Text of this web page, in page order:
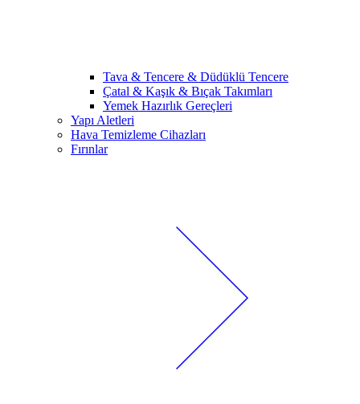
Tava & Tencere & Düdüklü Tencere
Çatal & Kaşık & Bıçak Takımları
Yemek Hazırlık Gereçleri
Yapı Aletleri
Hava Temizleme Cihazları
Fırınlar